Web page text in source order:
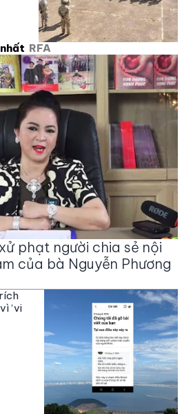
RFA
phạt người chia sẻ nội
của bà Nguyễn Phương
‘vi